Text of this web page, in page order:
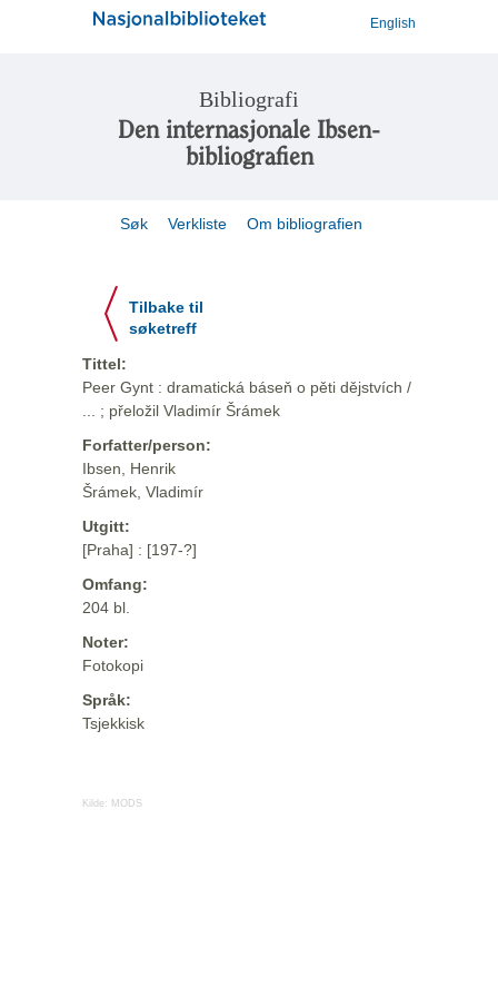
English
Bibliografi
Den internasjonale Ibsen-
bibliografien
Søk Verkliste Om bibliografien
Tilbake til
søketreff
Tittel:
Peer Gynt : dramatická báseň o pěti dějstvích /
... ; přeložil Vladimír Šrámek
Forfatter/person:
Ibsen, Henrik
Šrámek, Vladimír
Utgitt:
[Praha] : [197-?]
Omfang:
204 bl.
Noter:
Fotokopi
Språk:
Tsjekkisk
Kilde: MODS